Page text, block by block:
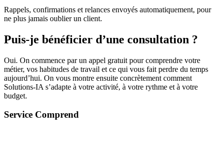
Rappels, confirmations et relances envoyés automatiquement, pour
ne plus jamais oublier un client.
Puis-je bénéficier d’une consultation ?
Oui. On commence par un appel gratuit pour comprendre votre
métier, vos habitudes de travail et ce qui vous fait perdre du temps
aujourd’hui. On vous montre ensuite concrètement comment
Solutions-IA s’adapte à votre activité, à votre rythme et à votre
budget.
Service Comprend